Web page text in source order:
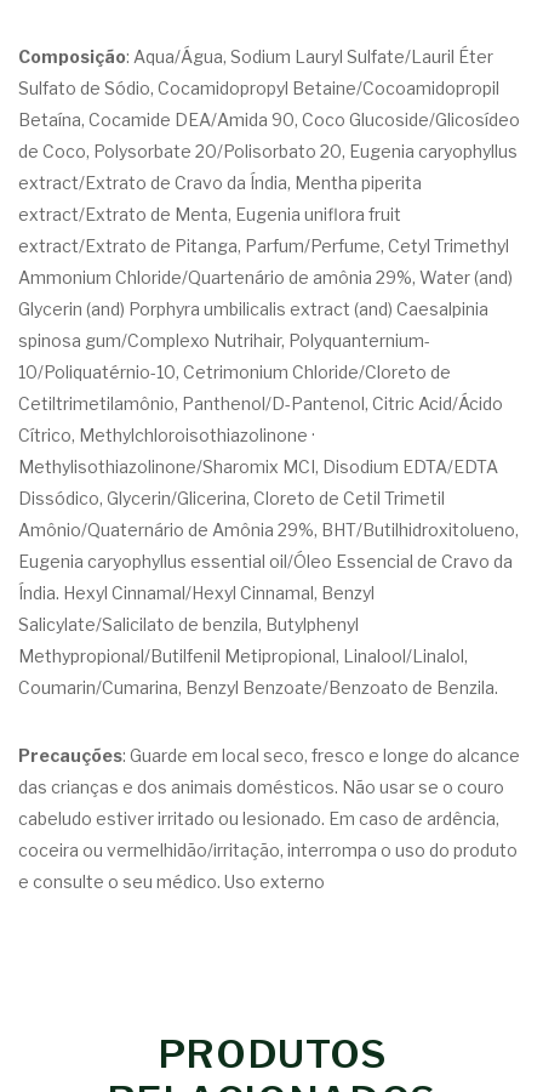
Composição: Aqua/Água, Sodium Lauryl Sulfate/Lauril Éter
Sulfato de Sódio, Cocamidopropyl Betaine/Cocoamidopropil
Betaína, Cocamide DEA/Amida 90, Coco Glucoside/Glicosídeo
de Coco, Polysorbate 20/Polisorbato 20, Eugenia caryophyllus
extract/Extrato de Cravo da Índia, Mentha piperita
extract/Extrato de Menta, Eugenia uniflora fruit
extract/Extrato de Pitanga, Parfum/Perfume, Cetyl Trimethyl
Ammonium Chloride/Quartenário de amônia 29%, Water (and)
Glycerin (and) Porphyra umbilicalis extract (and) Caesalpinia
spinosa gum/Complexo Nutrihair, Polyquanternium-
10/Poliquatérnio-10, Cetrimonium Chloride/Cloreto de
Cetiltrimetilamônio, Panthenol/D-Pantenol, Citric Acid/Ácido
Cítrico, Methylchloroisothiazolinone ·
Methylisothiazolinone/Sharomix MCI, Disodium EDTA/EDTA
Dissódico, Glycerin/Glicerina, Cloreto de Cetil Trimetil
Amônio/Quaternário de Amônia 29%, BHT/Butilhidroxitolueno,
Eugenia caryophyllus essential oil/Óleo Essencial de Cravo da
Índia. Hexyl Cinnamal/Hexyl Cinnamal, Benzyl
Salicylate/Salicilato de benzila, Butylphenyl
Methypropional/Butilfenil Metipropional, Linalool/Linalol,
Coumarin/Cumarina, Benzyl Benzoate/Benzoato de Benzila.
Precauções: Guarde em local seco, fresco e longe do alcance
das crianças e dos animais domésticos. Não usar se o couro
cabeludo estiver irritado ou lesionado. Em caso de ardência,
coceira ou vermelhidão/irritação, interrompa o uso do produto
e consulte o seu médico. Uso externo
PRODUTOS